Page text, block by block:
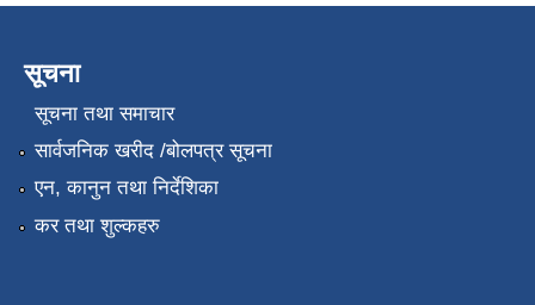
सूचना
सूचना तथा समाचार
सार्वजनिक खरीद /बोलपत्र सूचना
एन, कानुन तथा निर्देशिका
कर तथा शुल्कहरु